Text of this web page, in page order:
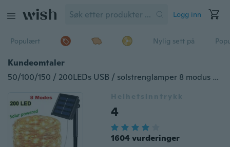
Logg inn
Populært Nylig sett på
Kundeomtaler
50/100/150 / 200LEDs USB / solstrenglamper 8 modus Solcelledrevne kobbertråd fe-lys IP65 Vanntett innendørs utendørsbelysning for hjem, hage, fest, sti, soverom, bryllup, jul, DIY Decora
Helhetsinntrykk
4
1604 vurderinger